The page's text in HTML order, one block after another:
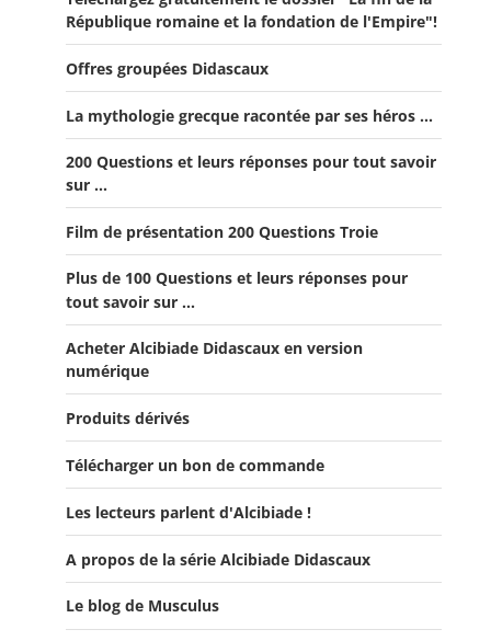
République romaine et la fondation de l'Empire"!
Offres groupées Didascaux
Offre "Tout savoir sur la guerre de Troie!"
Offre Spéciale Moyen Âge
Offre 5 volumes + cadeau
Offre Spéciale Latinistes
Offre Spéciale “De la fin de la République romaine à la
fondation de l’Empire”
Offre Collection complète Alcibiade Didascaux
La mythologie grecque racontée par ses héros ...
200 Questions et leurs réponses pour tout savoir
sur ...
Film de présentation 200 Questions Troie
Plus de 100 Questions et leurs réponses pour
tout savoir sur ...
Acheter Alcibiade Didascaux en version
numérique
Produits dérivés
Télécharger un bon de commande
Les lecteurs parlent d'Alcibiade !
Les lecteurs en parlent - Livre d'0r
Flipbook Exposé Alcibiade Didascaux
A propos de la série Alcibiade Didascaux
Le blog de Musculus